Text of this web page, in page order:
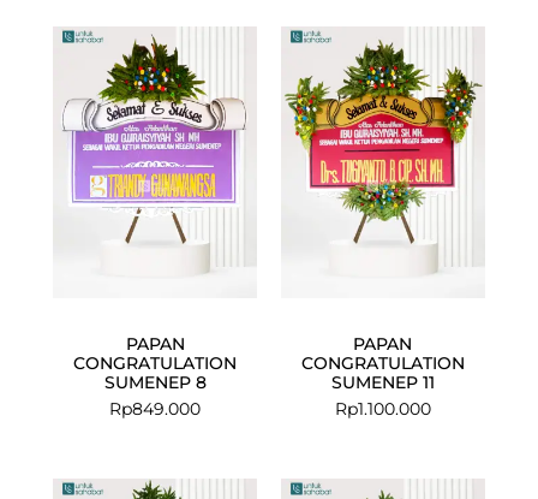
PAPAN
CONGRATULATION
SUMENEP 8
Rp849.000
PAPAN
CONGRATULATION
SUMENEP 11
Rp1.100.000